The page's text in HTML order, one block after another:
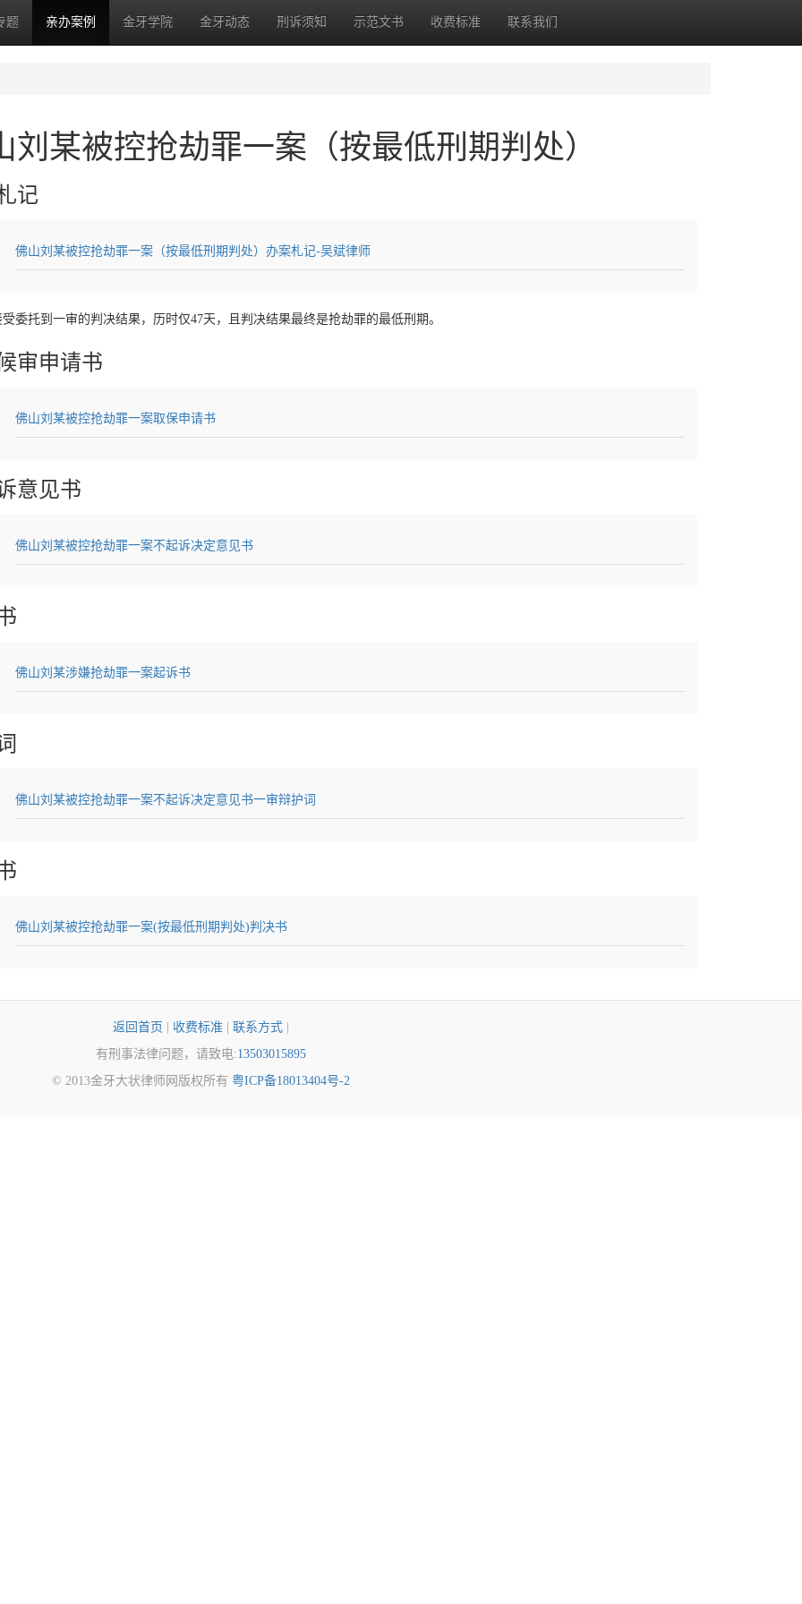
题 亲办案例 金牙学院 金牙动态 刑诉须知 示范文书 收费标准 联系我们
刘某被控抢劫罪一案（按最低刑期判处）
记
佛山刘某被控抢劫罪一案（按最低刑期判处）办案札记-吴斌律师
委托到一审的判决结果，历时仅47天，且判决结果最终是抢劫罪的最低刑期。
审申请书
佛山刘某被控抢劫罪一案取保申请书
意见书
佛山刘某被控抢劫罪一案不起诉决定意见书
佛山刘某涉嫌抢劫罪一案起诉书
佛山刘某被控抢劫罪一案不起诉决定意见书一审辩护词
佛山刘某被控抢劫罪一案(按最低刑期判处)判决书
返回首页 收费标准 联系方式|
有刑事法律问题，请致电:13503015895
© 2013金牙大状律师网版权所有 粤ICP备18013404号-2